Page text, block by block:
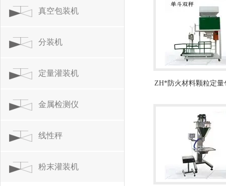
真空包装机
分装机
定量灌装机
金属检测仪
线性秤
粉末灌装机
ZH*防火材料颗粒定量